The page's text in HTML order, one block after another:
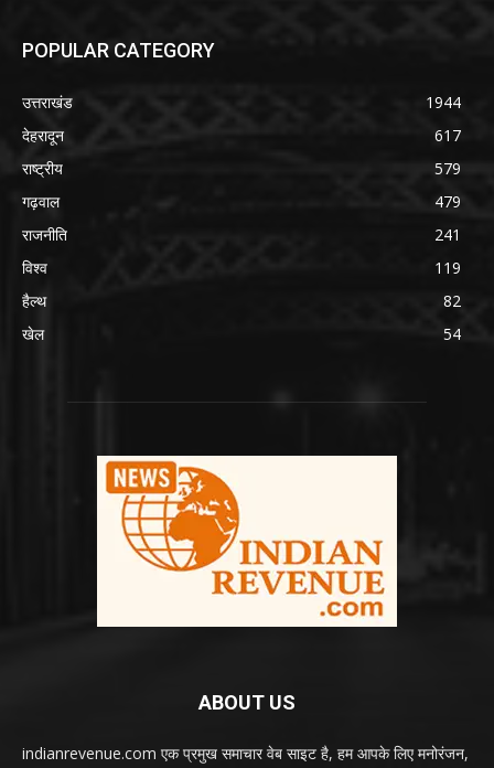
POPULAR CATEGORY
उत्तराखंड
1944
देहरादून
617
राष्ट्रीय
579
गढ़वाल
479
राजनीति
241
विश्व
119
हैल्थ
82
खेल
54
ABOUT US
indianrevenue.com एक प्रमुख समाचार वेब साइट है, हम आपके लिए मनोरंजन,